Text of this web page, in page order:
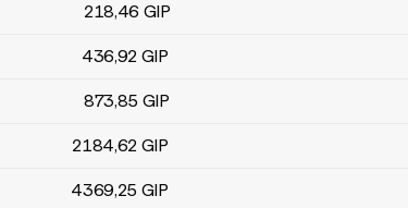
218,46 GIP
436,92 GIP
873,85 GIP
2184,62 GIP
4369,25 GIP